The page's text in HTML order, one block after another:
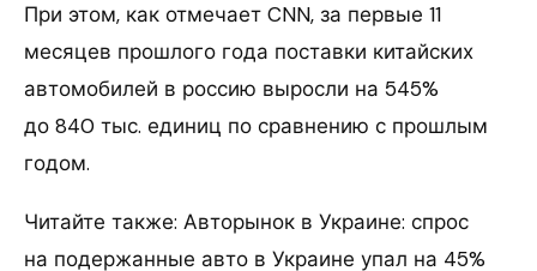
При этом, как отмечает CNN, за первые 11
месяцев прошлого года поставки китайских
автомобилей в россию выросли на 545%
до 840 тыс. единиц по сравнению с прошлым
годом.
Читайте также: Авторынок в Украине: спрос
на подержанные авто в Украине упал на 45%